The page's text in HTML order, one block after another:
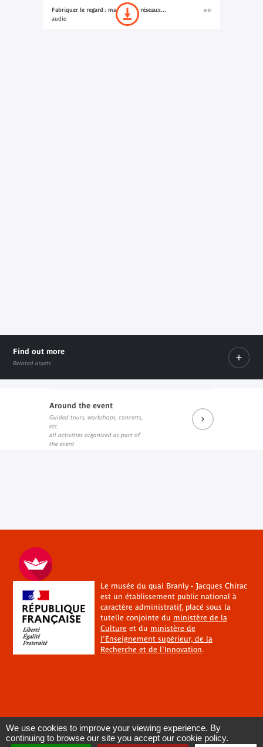
Fabriquer le regard : marchands, réseaux...
audio
min
Find out more
Related assets
"Fabriquer le regard" sur le site des Presses du réel
External link
La page Academia de Yaëlle Biro
Around the event
Guided tours, workshops, concerts,
etc.
all activities organized as part of
the event
Le musée du quai Branly - Jacques Chirac
est un établissement public national à
caractère administratif, placé sous la
tutelle conjointe du ministère de la
Cultureet du ministère de
l'Enseignement supérieur, de la
Recherche et de l'Innovation.
We use cookies to improve your viewing experience. By
continuing to browse our site you accept our cookie policy.